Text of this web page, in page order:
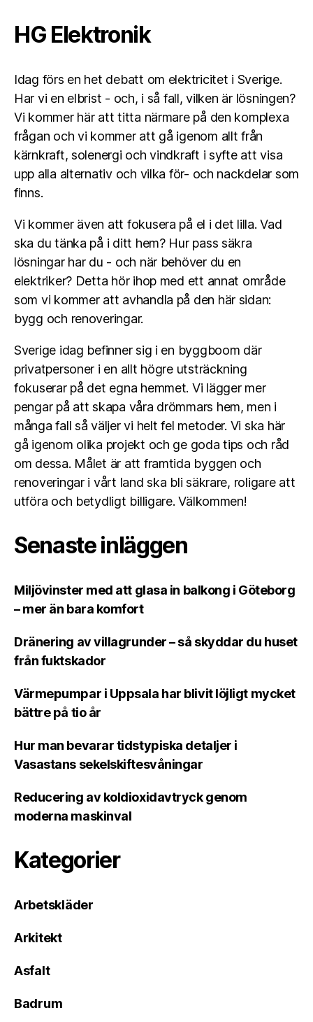
HG Elektronik
Idag förs en het debatt om elektricitet i Sverige.
Har vi en elbrist - och, i så fall, vilken är lösningen?
Vi kommer här att titta närmare på den komplexa
frågan och vi kommer att gå igenom allt från
kärnkraft, solenergi och vindkraft i syfte att visa
upp alla alternativ och vilka för- och nackdelar som
finns.
Vi kommer även att fokusera på el i det lilla. Vad
ska du tänka på i ditt hem? Hur pass säkra
lösningar har du - och när behöver du en
elektriker? Detta hör ihop med ett annat område
som vi kommer att avhandla på den här sidan:
bygg och renoveringar.
Sverige idag befinner sig i en byggboom där
privatpersoner i en allt högre utsträckning
fokuserar på det egna hemmet. Vi lägger mer
pengar på att skapa våra drömmars hem, men i
många fall så väljer vi helt fel metoder. Vi ska här
gå igenom olika projekt och ge goda tips och råd
om dessa. Målet är att framtida byggen och
renoveringar i vårt land ska bli säkrare, roligare att
utföra och betydligt billigare. Välkommen!
Senaste inläggen
Miljövinster med att glasa in balkong i Göteborg
– mer än bara komfort
Dränering av villagrunder – så skyddar du huset
från fuktskador
Värmepumpar i Uppsala har blivit löjligt mycket
bättre på tio år
Hur man bevarar tidstypiska detaljer i
Vasastans sekelskiftesvåningar
Reducering av koldioxidavtryck genom
moderna maskinval
Kategorier
Arbetskläder
Arkitekt
Asfalt
Badrum